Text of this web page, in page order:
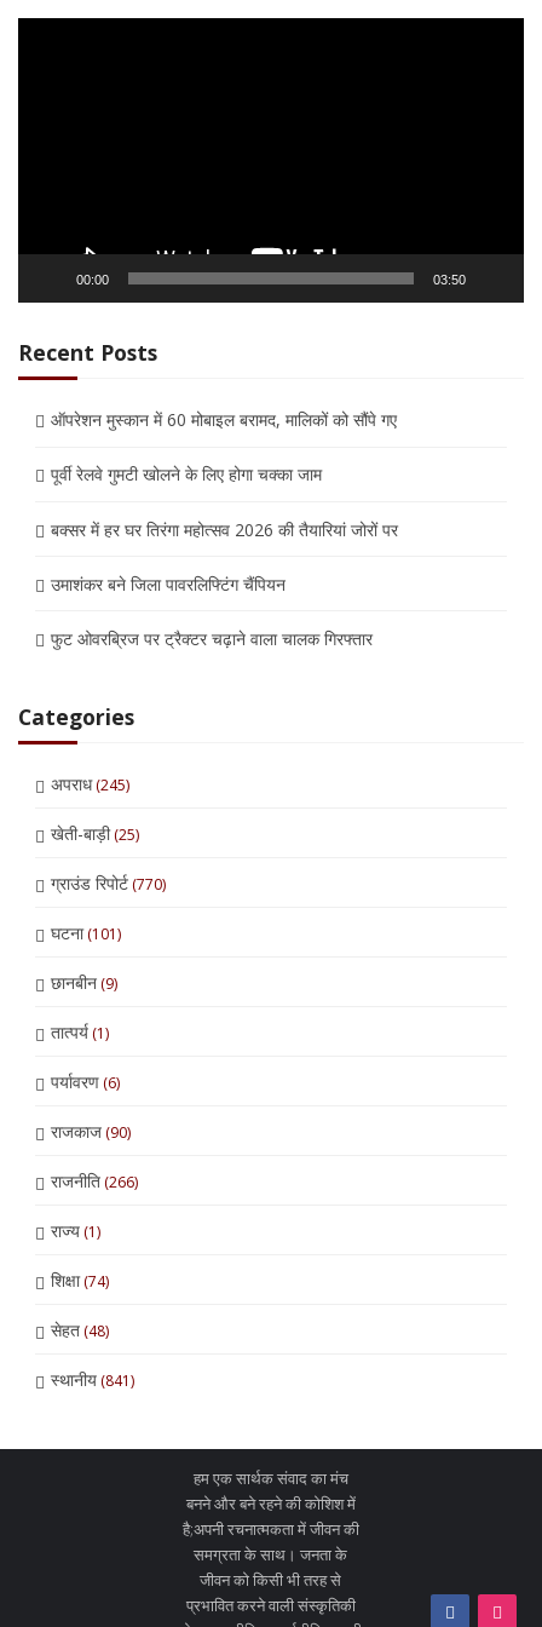
00:00 03:50
Recent Posts
ऑपरेशन मुस्कान में 60 मोबाइल बरामद, मालिकों को सौंपे गए
पूर्वी रेलवे गुमटी खोलने के लिए होगा चक्का जाम
बक्सर में हर घर तिरंगा महोत्सव 2026 की तैयारियां जोरों पर
उमाशंकर बने जिला पावरलिफ्टिंग चैंपियन
फुट ओवरब्रिज पर ट्रैक्टर चढ़ाने वाला चालक गिरफ्तार
Categories
अपराध(245)
खेती-बाड़ी(25)
ग्राउंड रिपोर्ट(770)
घटना(101)
छानबीन(9)
तात्पर्य(1)
पर्यावरण(6)
राजकाज(90)
राजनीति(266)
राज्य(1)
शिक्षा(74)
सेहत(48)
स्थानीय(841)
हम एक सार्थक संवाद का मंच
बनने और बने रहने की कोशिश में
है;अपनी रचनात्मकता में जीवन की
समग्रता के साथ। जनता के
जीवन को किसी भी तरह से
प्रभावित करने वाली संस्कृतिकी